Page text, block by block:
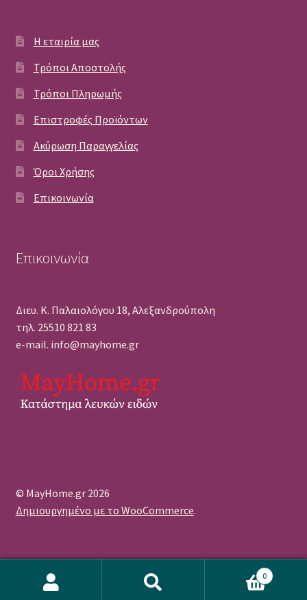
Η εταιρία μας
Τρόποι Αποστολής
Τρόποι Πληρωμής
Επιστροφές Προϊόντων
Ακύρωση Παραγγελίας
Όροι Χρήσης
Επικοινωνία
Επικοινωνία
Διευ. Κ. Παλαιολόγου 18, Αλεξανδρούπολη
τηλ. 25510 821 83
e-mail. info@mayhome.gr
© MayHome.gr 2026
Δημιουργημένο με το WooCommerce.
Αναζήτηση
Αναζήτηση
0